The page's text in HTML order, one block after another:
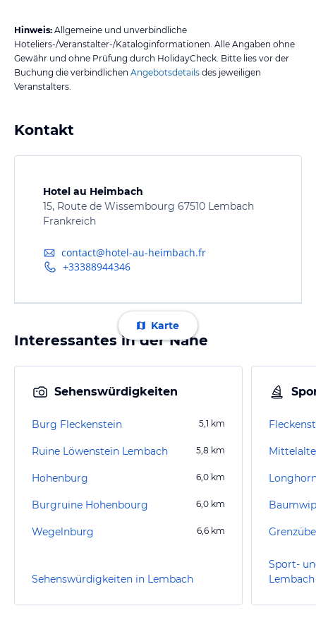
Hinweis: Allgemeine und unverbindliche
Hoteliers-/Veranstalter-/Kataloginformationen. Alle Angaben ohne
Gewähr und ohne Prüfung durch HolidayCheck. Bitte lies vor der
Buchung die verbindlichen Angebotsdetails des jeweiligen
Veranstalters.
Kontakt
Hotel au Heimbach
15, Route de Wissembourg 67510 Lembach
Frankreich
contact@hotel-au-heimbach.fr
+33388944346
Karte
Interessantes in der Nähe
Sehenswürdigkeiten
Burg Fleckenstein 5,1 km
Ruine Löwenstein Lembach 5,8 km
Hohenburg 6,0 km
Burgruine Hohenbourg 6,0 km
Wegelnburg 6,6 km
Sehenswürdigkeiten in Lembach
Sport-
Lembach